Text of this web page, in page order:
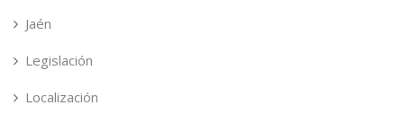
Jaén
Legislación
Localización